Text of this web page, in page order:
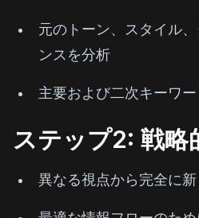
元のトーン、スタイル
ンスを分析
主要および二次キーワ
ステップ2: 戦略
異なる視点から完全に